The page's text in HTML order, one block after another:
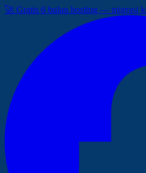
🚀 Gratis 6 bulan hosting — migrasi